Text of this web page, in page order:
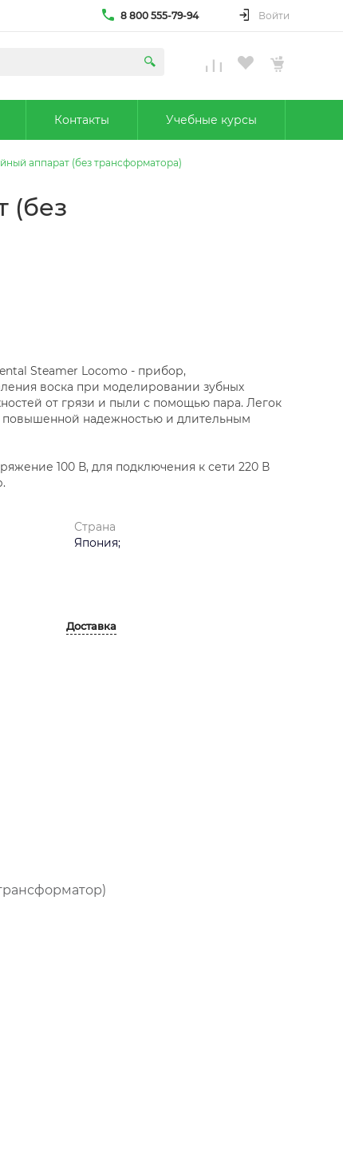
8 800 555-79-94 Войти
Контакты Учебные курсы
аппарат (без трансформатора)
(без
Steamer Locomo - прибор,
воска при моделировании зубных
от грязи и пыли с помощью пара. Легок
повышенной надежностью и длительным
100 В, для подключения к сети 220 В
Страна
Япония;
Доставка